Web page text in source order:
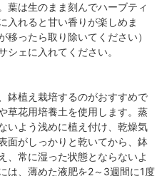
葉は生のまま刻んでハーブティ
入れると甘い香りが楽しめま
ったら取り除いてください）
シェに入れてください。
鉢植え栽培するのがおすすめで
草花用培養土を使用します。蒸
いよう浅めに植え付け、乾燥気
面がしっかりと乾いてから、鉢
、常に湿った状態とならないよ
は、薄めた液肥を2～3週間に1度